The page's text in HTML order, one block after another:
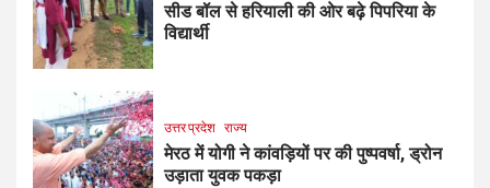
सीड बॉल से हरियाली की ओर बढ़े पिपरिया के
विद्यार्थी
उत्तर प्रदेश राज्य
मेरठ में योगी ने कांवड़ियों पर की पुष्पवर्षा, ड्रोन
उड़ाता युवक पकड़ा